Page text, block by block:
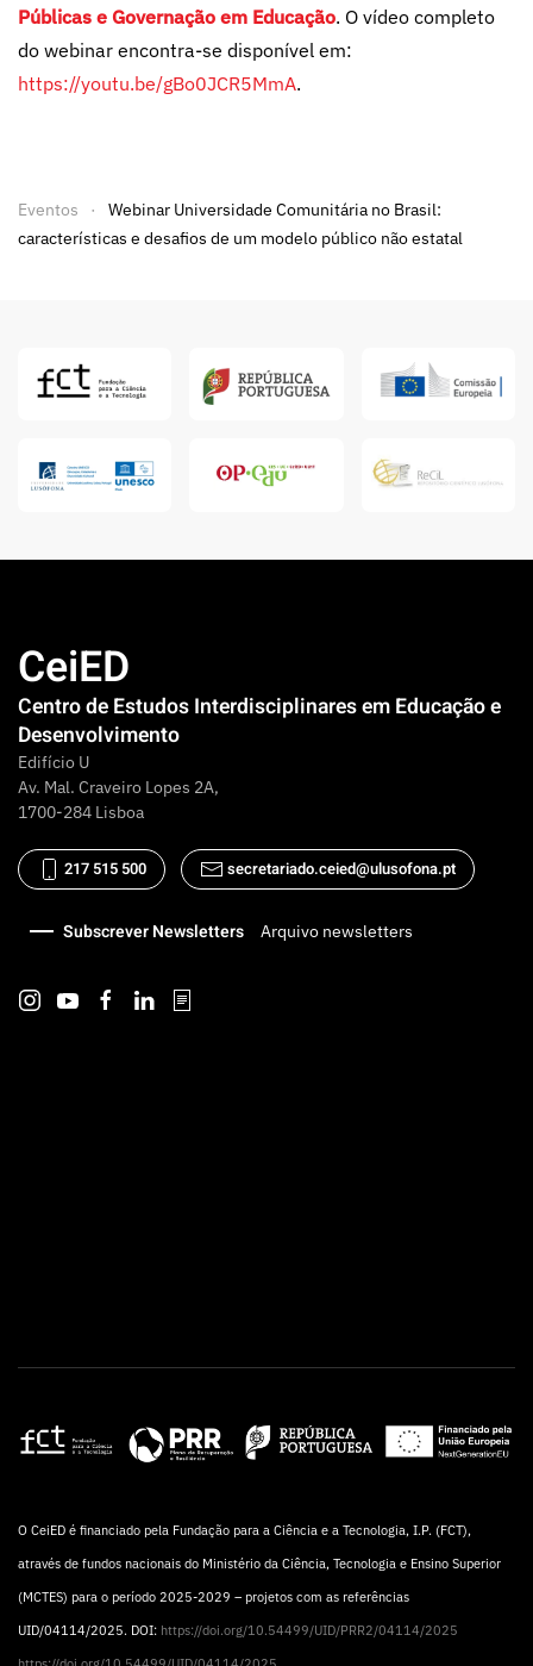
Públicas e Governação em Educação. O vídeo completo
do webinar encontra-se disponível em:
https://youtu.be/gBo0JCR5MmA.
Eventos
Webinar Universidade Comunitária no Brasil:
características e desafios de um modelo público não estatal
CeiED
Centro de Estudos Interdisciplinares em Educação e
Desenvolvimento
Edifício U
Av. Mal. Craveiro Lopes 2A,
1700-284 Lisboa
217 515 500 secretariado.ceied@ulusofona.pt
Subscrever Newsletters Arquivo newsletters
O CeiED é financiado pela Fundação para a Ciência e a Tecnologia, I.P. (FCT),
através de fundos nacionais do Ministério da Ciência, Tecnologia e Ensino Superior
(MCTES) para o período 2025-2029 – projetos com as referências
UID/04114/2025. DOI: https://doi.org/10.54499/UID/PRR2/04114/2025